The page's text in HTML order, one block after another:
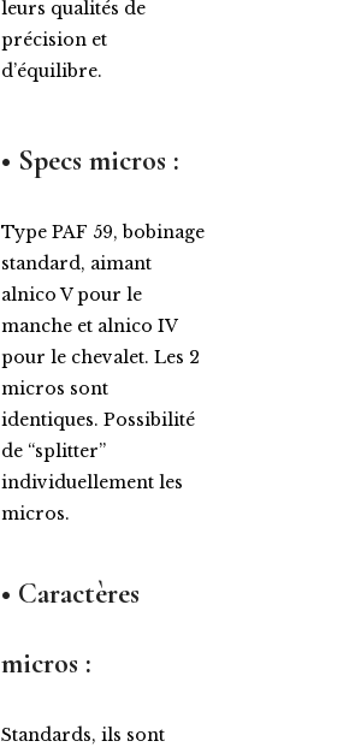
leurs qualités de
précision et
d’équilibre.
• Specs micros :
Type PAF 59, bobinage
standard, aimant
alnico V pour le
manche et alnico IV
pour le chevalet. Les 2
micros sont
identiques. Possibilité
de “splitter”
individuellement les
micros.
• Caractères
micros :
Standards, ils sont